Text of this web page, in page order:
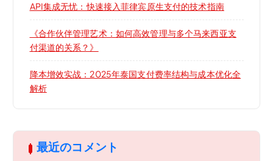
API集成无忧：快速接入菲律宾原生支付的技术指南
《合作伙伴管理艺术：如何高效管理与多个马来西亚支
付渠道的关系？》
降本增效实战：2025年泰国支付费率结构与成本优化全
解析
最近のコメント